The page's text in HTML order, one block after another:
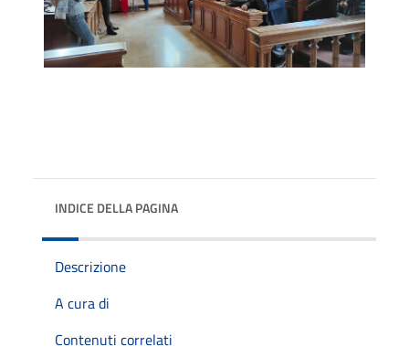
INDICE DELLA PAGINA
Descrizione
A cura di
Contenuti correlati